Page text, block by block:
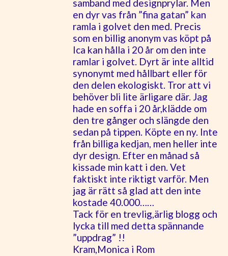
samband med designprylar. Men
en dyr vas från ”fina gatan” kan
ramla i golvet den med. Precis
som en billig anonym vas köpt på
Ica kan hålla i 20 år om den inte
ramlar i golvet. Dyrt är inte alltid
synonymt med hållbart eller för
den delen ekologiskt. Tror att vi
behöver bli lite ärligare där. Jag
hade en soffa i 20 år,klädde om
den tre gånger och slängde den
sedan på tippen. Köpte en ny. Inte
från billiga kedjan, men heller inte
dyr design. Efter en månad så
kissade min katt i den. Vet
faktiskt inte riktigt varför. Men
jag är rätt så glad att den inte
kostade 40.000……
Tack för en trevlig,ärlig blogg och
lycka till med detta spännande
”uppdrag” !!
Kram,Monica i Rom